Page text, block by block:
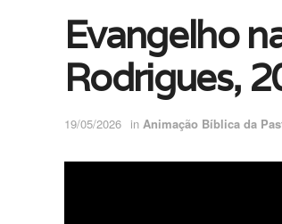
Evangelho
Rodrigues,
19/05/2026 in Animação Bíblica da